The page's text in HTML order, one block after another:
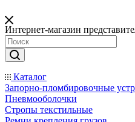
Интернет-магазин
Каталог
Запорно-пломбировочные
Пневмооболочки
Стропы текстильные